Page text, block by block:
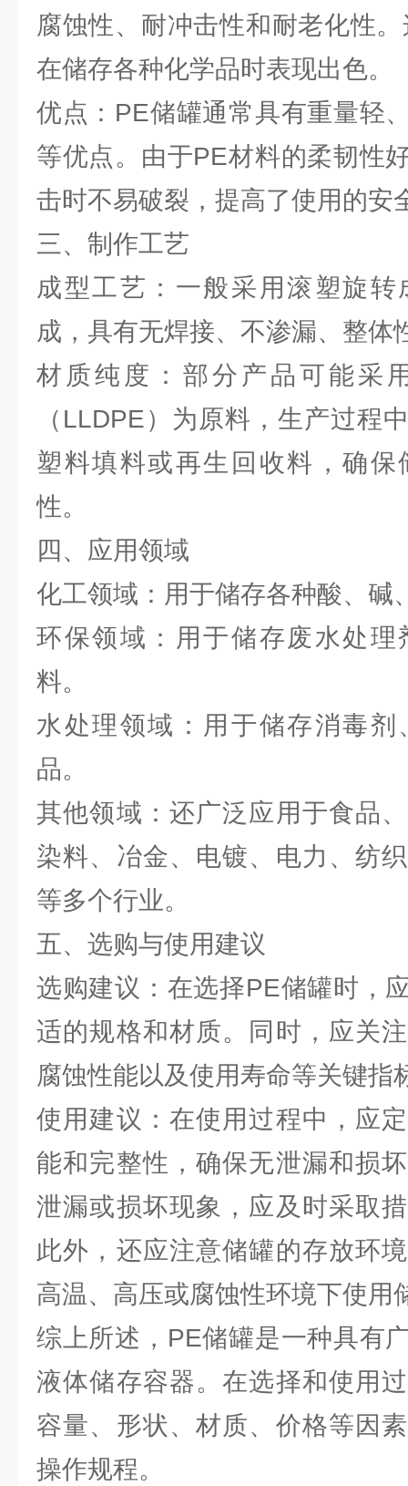
腐蚀性、耐冲击性和耐老化性
在储存各种化学品时表现出色。
优点：PE储罐通常具有重量轻
等优点。由于PE材料的柔韧性
击时不易破裂，提高了使用的安
三、制作工艺
成型工艺：一般采用滚塑旋
成，具有无焊接、不渗漏、整体
材质纯度：部分产品可能采
（LLDPE）为原料，生产过程
塑料填料或再生回收料，确
性。
四、应用领域
化工领域：用于储存各种酸、碱
环保领域：用于储存废水处理
料。
水处理领域：用于储存消毒
品。
其他领域：还广泛应用于食品
染料、冶金、电镀、电力、纺
等多个行业。
五、选购与使用建议
选购建议：在选择PE储罐时，
适的规格和材质。同时，应关
腐蚀性能以及使用寿命等关键指
使用建议：在使用过程中，应
能和完整性，确保无泄漏和损
泄漏或损坏现象，应及时采取
此外，还应注意储罐的存放环
高温、高压或腐蚀性环境下使用
综上所述，PE储罐是一种具有
液体储存容器。在选择和使用
容量、形状、材质、价格等因
操作规程。